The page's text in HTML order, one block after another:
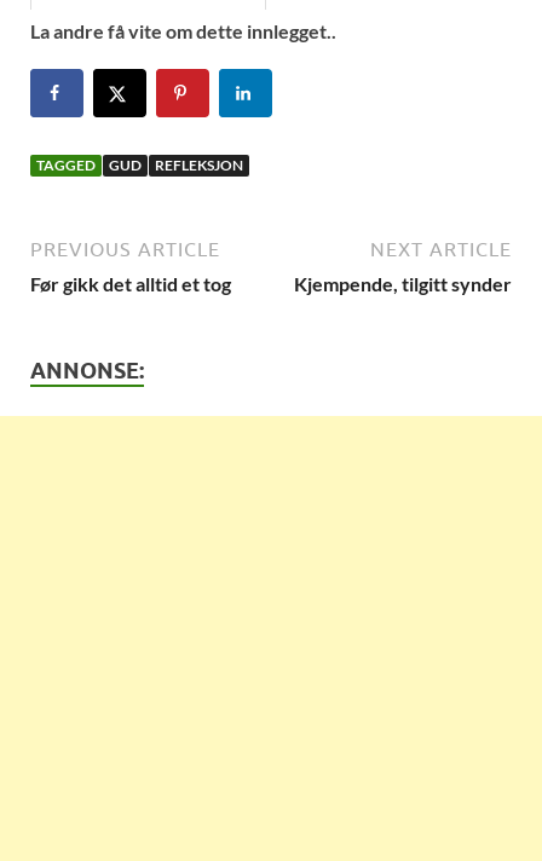
La andre få vite om dette innlegget..
TAGGED GUD REFLEKSJON
PREVIOUS ARTICLE
Før gikk det alltid et tog
NEXT ARTICLE
Kjempende, tilgitt synder
ANNONSE: